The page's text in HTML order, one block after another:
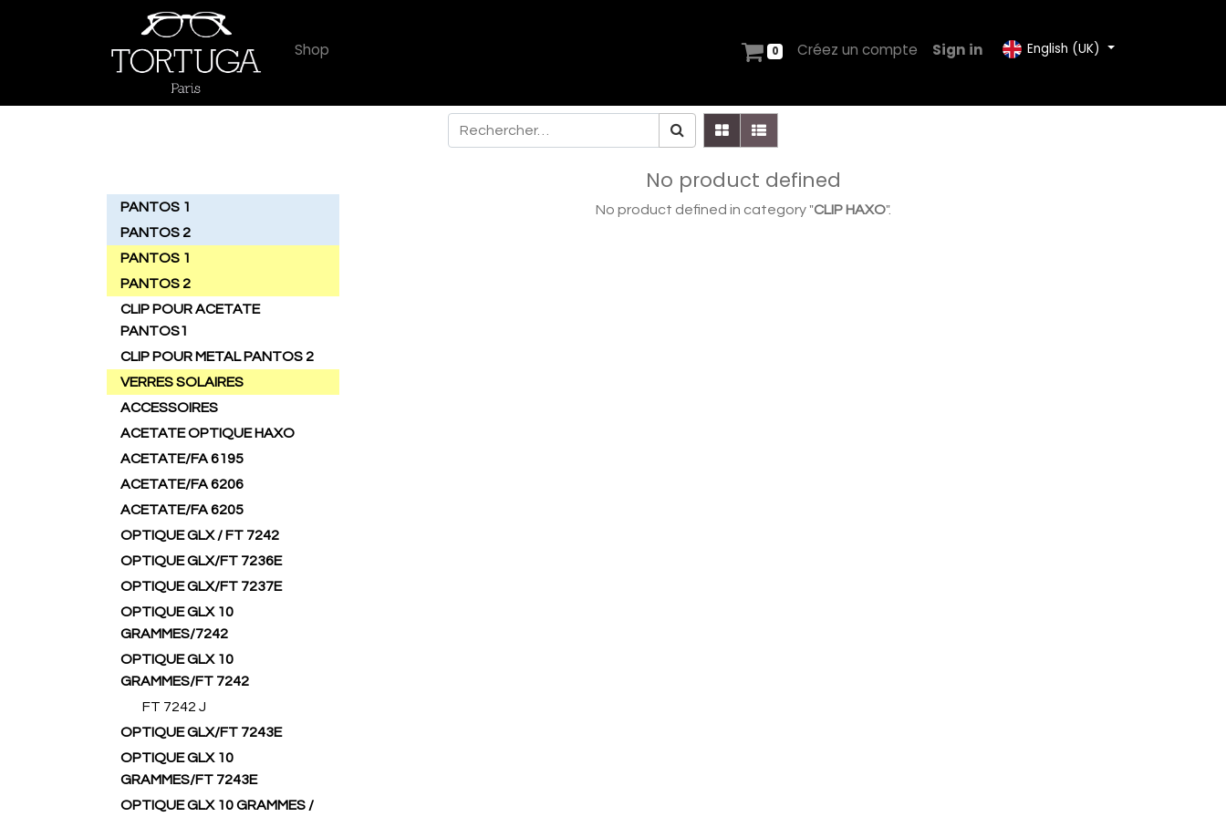
Shop 0 Créez un compte Sign in English (UK)
PANTOS 1
PANTOS 2
PANTOS 1
PANTOS 2
CLIP POUR ACETATE
PANTOS1
CLIP POUR METAL PANTOS 2
VERRES SOLAIRES
ACCESSOIRES
ACETATE OPTIQUE HAXO
ACETATE/FA 6195
ACETATE/FA 6206
ACETATE/FA 6205
OPTIQUE GLX / FT 7242
OPTIQUE GLX/FT 7236E
OPTIQUE GLX/FT 7237E
OPTIQUE GLX 10
GRAMMES/7242
OPTIQUE GLX 10
GRAMMES/FT 7242
FT 7242 J
OPTIQUE GLX/FT 7243E
OPTIQUE GLX 10
GRAMMES/FT 7243E
OPTIQUE GLX 10 GRAMMES /
No product defined
No product defined in category "CLIP HAXO".